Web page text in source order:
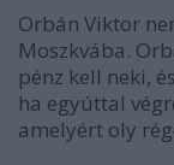
Orbán Viktor
Moszkvába.
pénz kell neki,
ha egyúttal
amelyért oly